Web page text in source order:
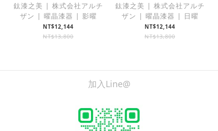
鈦漆之美 | 株式会社アルチ
ザン | 曜晶漆器 | 影曜
NT$12,144
NT$13,800
鈦漆之美 | 株式会社アルチ
ザン | 曜晶漆器 | 日曜
NT$12,144
NT$13,800
加入Line@